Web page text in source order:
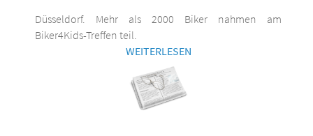
Düsseldorf. Mehr als 2000 Biker nahmen am
Biker4Kids-Treffen teil.
WEITERLESEN